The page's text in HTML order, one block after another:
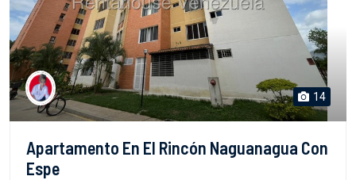
14
Apartamento En El Rincón Naguanagua Con
Espe